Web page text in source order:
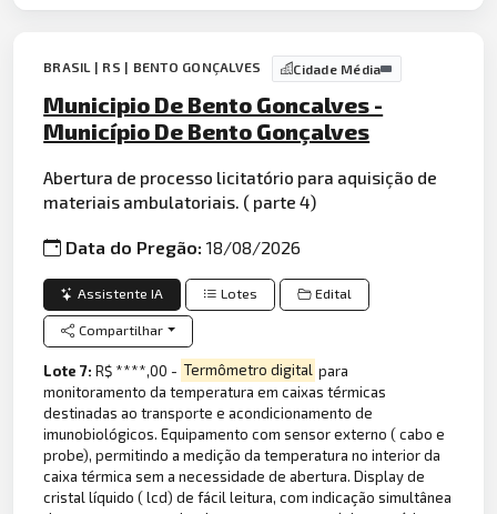
BRASIL | RS | BENTO GONÇALVES Cidade Média
Municipio De Bento Goncalves -
Município De Bento Gonçalves
Abertura de processo licitatório para aquisição de
materiais ambulatoriais. ( parte 4)
Data do Pregão:18/08/2026
Assistente IA Lotes Edital
Compartilhar
Lote 7:R$ ****,00 - Termômetro digital para
monitoramento da temperatura em caixas térmicas
destinadas ao transporte e acondicionamento de
imunobiológicos. Equipamento com sensor externo ( cabo e
probe), permitindo a medição da temperatura no interior da
caixa térmica sem a necessidade de abertura. Display de
cristal líquido ( lcd) de fácil leitura, com indicação simultânea